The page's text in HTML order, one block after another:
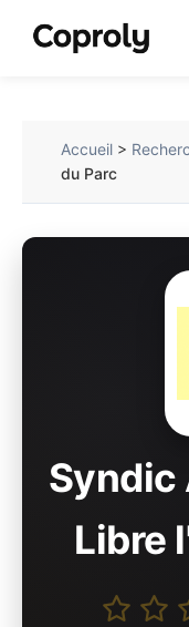
Accueil >
du Parc
Syndic
Libre